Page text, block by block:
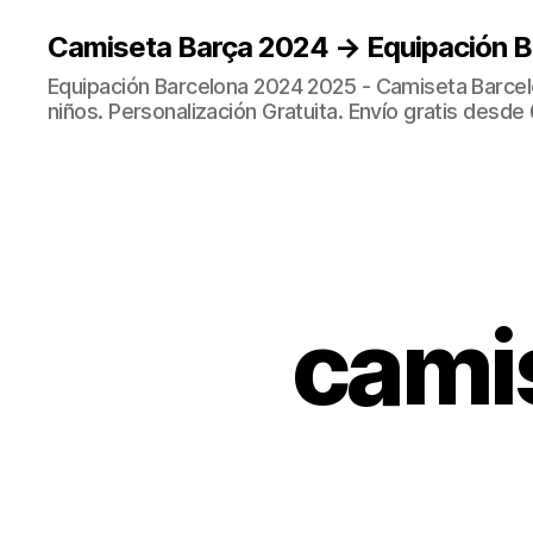
Camiseta Barça 2024 → Equipación
Equipación Barcelona 2024 2025 - Camiseta
niños. Personalización Gratuita. Envío gratis desde